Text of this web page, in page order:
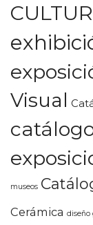
Visual
museos
Cerámica diseño